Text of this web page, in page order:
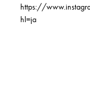
https://
hl=ja